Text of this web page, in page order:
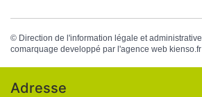
© Direction de l'information légale et administrative
comarquage developpé par l'agence web kienso.fr
Adresse